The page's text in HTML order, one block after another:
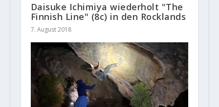
Daisuke Ichimiya wiederholt "The
Finnish Line" (8c) in den Rocklands
7. August 2018